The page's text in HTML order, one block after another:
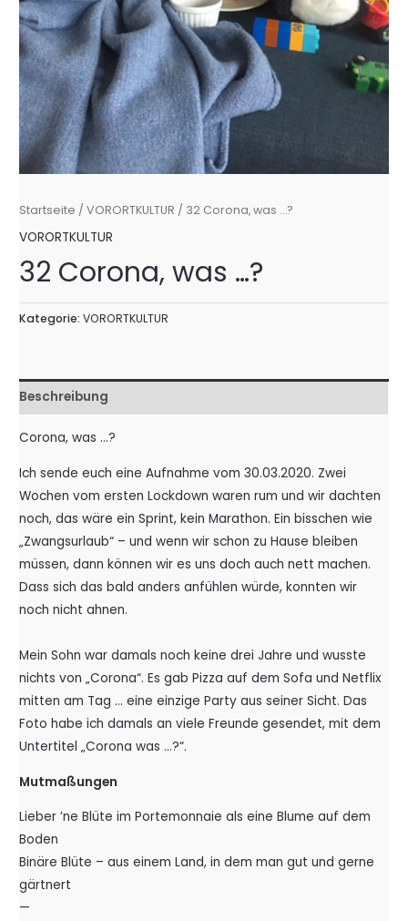
Startseite /VORORTKULTUR / 32 Corona, was …?
VORORTKULTUR
32 Corona, was …?
Kategorie:VORORTKULTUR
Beschreibung
Corona, was …?
Ich sende euch eine Aufnahme vom 30.03.2020. Zwei
Wochen vom ersten Lockdown waren rum und wir dachten
noch, das wäre ein Sprint, kein Marathon. Ein bisschen wie
„Zwangsurlaub“ – und wenn wir schon zu Hause bleiben
müssen, dann können wir es uns doch auch nett machen.
Dass sich das bald anders anfühlen würde, konnten wir
noch nicht ahnen.
Mein Sohn war damals noch keine drei Jahre und wusste
nichts von „Corona“. Es gab Pizza auf dem Sofa und Netflix
mitten am Tag … eine einzige Party aus seiner Sicht. Das
Foto habe ich damals an viele Freunde gesendet, mit dem
Untertitel „Corona was …?“.
Mutmaßungen
Lieber ’ne Blüte im Portemonnaie als eine Blume auf dem
Boden
Binäre Blüte – aus einem Land, in dem man gut und gerne
gärtnert
—